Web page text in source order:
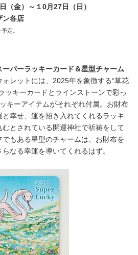
（金）～１0月27日（日）
ン各店
定。
パーラッキーカード＆星型チャーム
レットには、2025年を象徴する“草花
ッキーカードとラインストーンで彩っ
キーアイテムがそれぞれ付属。お財布
幸せ、運を招き入れてくれるラッキ
とされている開運神社で祈祷をして
もある星型のチャームは、お財布を
なる幸運を導いてくれるはず。